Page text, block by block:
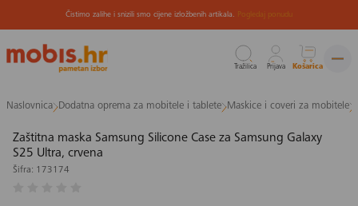
na
sadržaj
Čistimo zalihe i snizili smo cijene izložbenih artikala. Pogledaj ponudu
Tražilica Prijava Košarica
Naslovnica Dodatna oprema za mobitele i tablete Maskice i coveri za mobitele
Zaštitna maska Samsung Silicone Case za Samsung Galaxy
S25 Ultra, crvena
Šifra: 173174